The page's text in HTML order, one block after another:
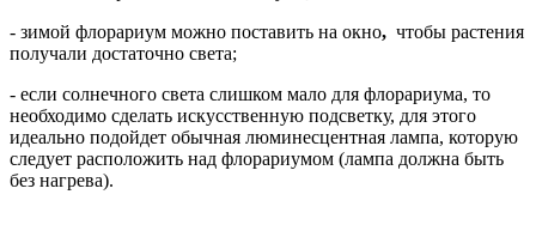
- зимой флорариум можно поставить на окно, чтобы растения
получали достаточно света;
- если солнечного света слишком мало для флорариума, то
необходимо сделать искусственную подсветку, для этого
идеально подойдет обычная люминесцентная лампа, которую
следует расположить над флорариумом (лампа должна быть
без нагрева).